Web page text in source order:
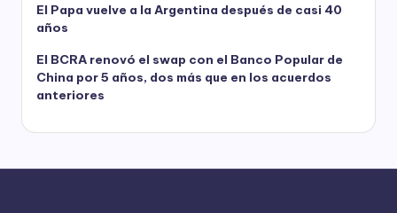
El Papa vuelve a la Argentina después de casi 40
años
El BCRA renovó el swap con el Banco Popular de
China por 5 años, dos más que en los acuerdos
anteriores